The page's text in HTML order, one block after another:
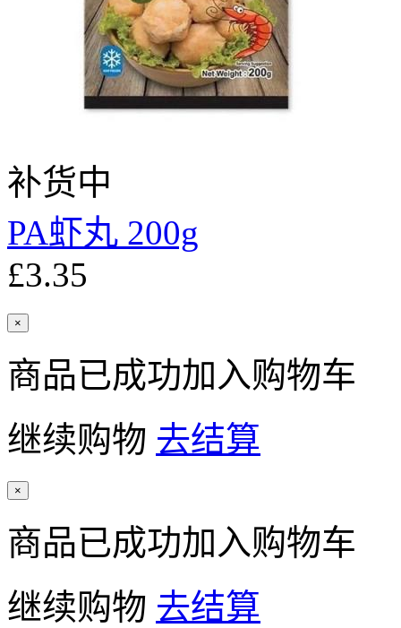
补货中
PA虾丸 200g
£3.35
×
商品已成功加入购物车
继续购物 去结算
×
商品已成功加入购物车
继续购物 去结算